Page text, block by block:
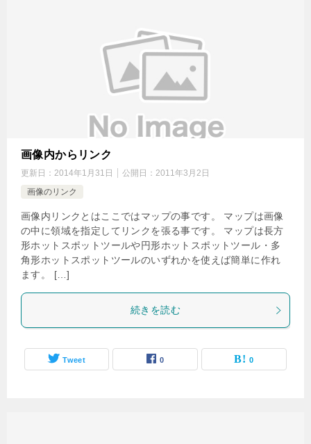
画像内からリンク
更新日： 2014年1月31日 公開日： 2011年3月2日
画像のリンク
画像内リンクとはここではマップの事です。 マップは画像
の中に領域を指定してリンクを張る事です。 マップは長方
形ホットスポットツールや円形ホットスポットツール・多
角形ホットスポットツールのいずれかを使えば簡単に作れ
ます。 […]
続きを読む
Tweet 0 0